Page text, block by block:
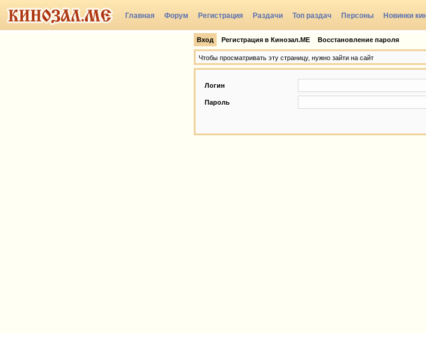
Главная Форум Регистрация Раздачи Топ раздач Персоны Новинки
Вход Регистрация в Кинозал.МЕ Восстановление пароля
Чтобы просматривать эту страницу, нужно зайти на сайт
Логин
Пароль